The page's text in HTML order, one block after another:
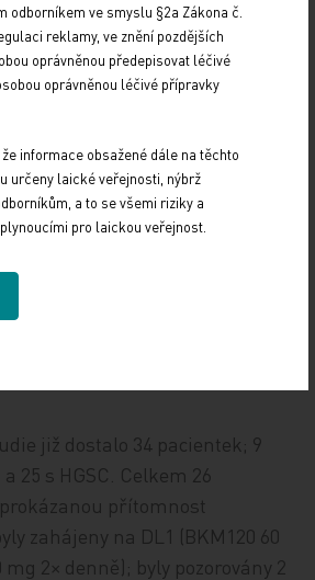
BKM120, zhodnocení toxických
aktivity této kombinace a
(pharmacokinetic, PK) profi lů
translační výsledné
metylace BRCA1,
DNA a somatické
s využitím tkání zpracovaných
histologie OC nebo BrCa
PS 0–1 a měřitelný/
již dostalo 34 pacientek; 9
25 s HGSC. Celkem 26
přítomnost
zahájeny na DL1 (BKM120 60
2× denně); byly pozorovány 2
odborníkem ve smyslu §2a Zákona č.
reklamy, ve znění pozdějších
oprávněnou předepisovat léčivé
oprávněnou léčivé přípravky
informace obsažené dále na těchto
určeny laické veřejnosti, nýbrž
a to se všemi riziky a
pro laickou veřejnost.